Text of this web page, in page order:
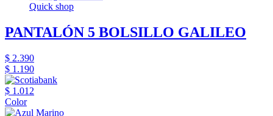
Quick shop
PANTALÓN 5 BOLSILLO GALILEO
$ 2.390
$ 1.190
$ 1.012
Color